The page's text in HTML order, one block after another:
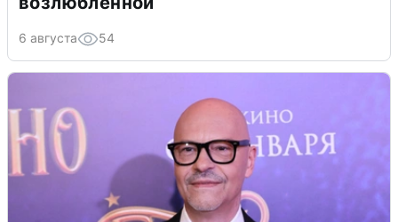
6 августа 54